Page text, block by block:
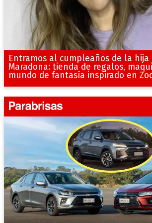
Entramos al cumpleaños de la hija
Maradona: tienda de regalos,
mundo de fantasía inspirado en